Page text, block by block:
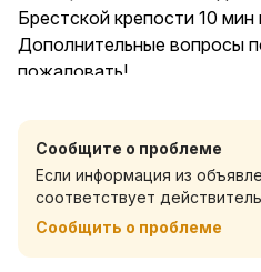
Брестской крепости 10
Дополнительные вопросы
пожаловать!
Сообщите о проблеме
Если информация из
соответствует
Сообщить о проблеме